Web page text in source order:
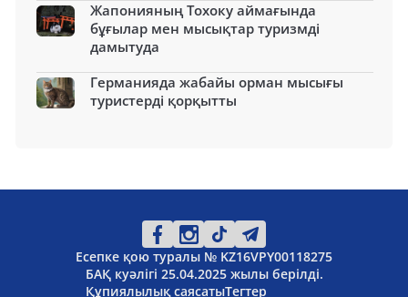
Жапонияның Тохоку аймағында
бұғылар мен мысықтар туризмді
дамытуда
Германияда жабайы орман мысығы
туристерді қорқытты
Есепке қою туралы № KZ16VPY00118275
БАҚ куәлігі 25.04.2025 жылы берілді.
Құпиялылық саясатыТегтер